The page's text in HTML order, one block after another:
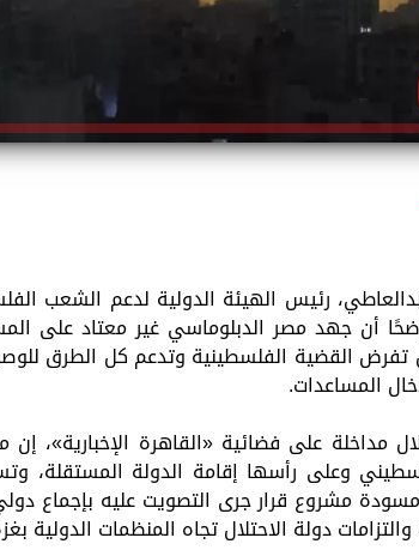
رئيس الهيئة الدولية لدعم الشعب
موضحًا أن جهد مصر الدبلوماسي غير معتاد على
القضية الفلسطينية وتدعم كل الطرق
المساعدات.
مداخلة على فضائية «القاهرة الإخبارية»،
وعلى رأسها إقامة الدولة المستقلة،
مشروع قرار جرى التصويت عليه بإجماع
دولة الاحتلال تجاه المنظمات الدولية